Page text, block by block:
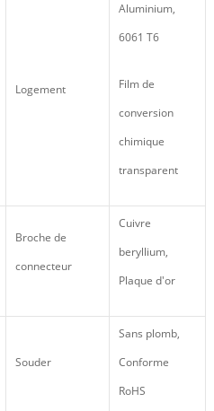
Logement
Aluminium,
6061 T6
Film de
conversion
chimique
transparent
Broche de
connecteur
Cuivre
beryllium,
Plaque d'or
Souder
Sans plomb,
Conforme
RoHS